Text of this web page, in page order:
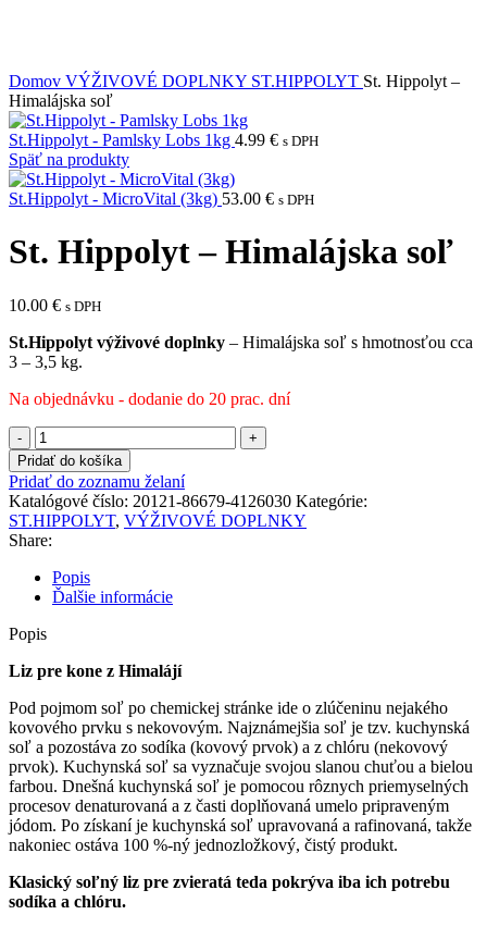
Domov VÝŽIVOVÉ DOPLNKY ST.HIPPOLYT St. Hippolyt –
Himalájska soľ
St.Hippolyt - Pamlsky Lobs 1kg 4.99 € s DPH
Späť na produkty
St.Hippolyt - MicroVital (3kg) 53.00 € s DPH
St. Hippolyt – Himalájska soľ
10.00 € s DPH
St.Hippolyt výživové doplnky – Himalájska soľ s hmotnosťou cca
3 – 3,5 kg.
Na objednávku - dodanie do 20 prac. dní
množstvo
St.
Hippolyt
-
Himalájska
soľ
Pridať do košíka
Pridať do zoznamu želaní
Katalógové číslo: 20121-86679-4126030 Kategórie:
ST.HIPPOLYT, VÝŽIVOVÉ DOPLNKY
Share:
Popis
Ďalšie informácie
Popis
Liz pre kone z Himalájí
Pod pojmom soľ po chemickej stránke ide o zlúčeninu nejakého
kovového prvku s nekovovým. Najznámejšia soľ je tzv. kuchynská
soľ a pozostáva zo sodíka (kovový prvok) a z chlóru (nekovový
prvok). Kuchynská soľ sa vyznačuje svojou slanou chuťou a bielou
farbou. Dnešná kuchynská soľ je pomocou rôznych priemyselných
procesov denaturovaná a z časti doplňovaná umelo pripraveným
jódom. Po získaní je kuchynská soľ upravovaná a rafinovaná, takže
nakoniec ostáva 100 %-ný jednozložkový, čistý produkt.
Klasický soľný liz pre zvieratá teda pokrýva iba ich potrebu
sodíka a chlóru.